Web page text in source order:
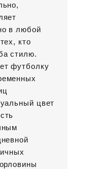
в любой
кто
стилю.
футболку
цвет